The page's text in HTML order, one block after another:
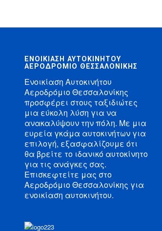
ΕΝΟΙΚΊΑΣΗ ΑΥΤΟΚΙΝΉΤΟΥ
ΑΕΡΟΔΡΌΜΙΟ ΘΕΣΣΑΛΟΝΊΚΗΣ
Ενοικίαση Αυτοκινήτου
Αεροδρόμιο Θεσσαλονίκης
προσφέρει στους ταξιδιώτες
μια εύκολη λύση για να
ανακαλύψουν την πόλη. Με μια
ευρεία γκάμα αυτοκινήτων για
επιλογή, εξασφαλίζουμε ότι
θα βρείτε το ιδανικό αυτοκίνητο
για τις ανάγκες σας.
Επισκεφτείτε μας στο
Αεροδρόμιο Θεσσαλονίκης για
ενοικίαση αυτοκινήτου.